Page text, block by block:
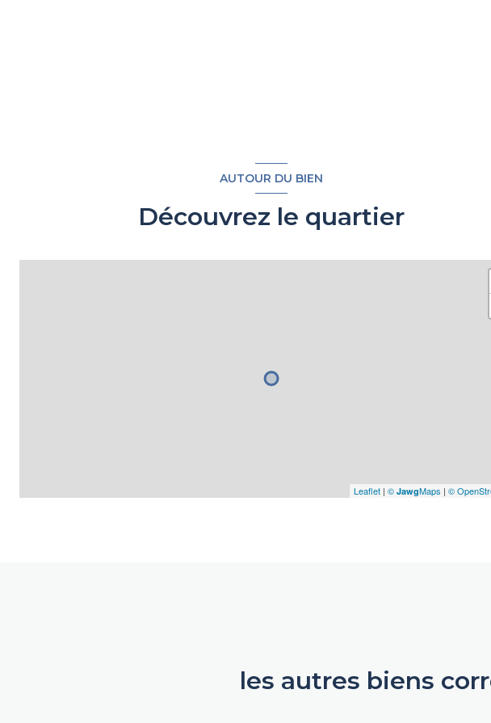
AUTOUR DU BIEN
Découvrez le quartier
Leaflet | © JawgMaps | ©
les autres biens